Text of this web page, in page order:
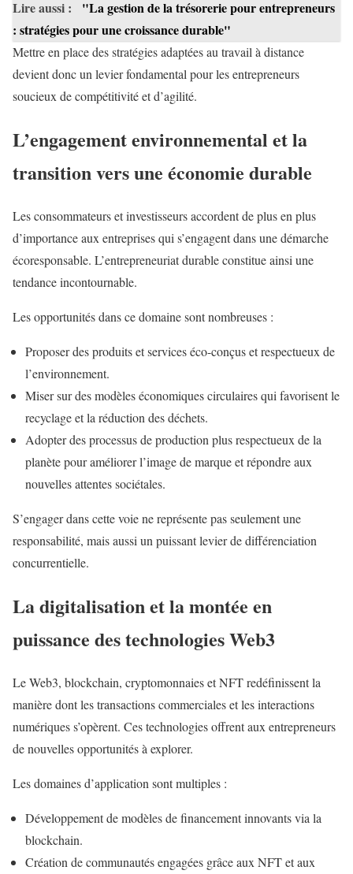
Lire aussi :
"La gestion de la trésorerie pour entrepreneurs
: stratégies pour une croissance durable"
Mettre en place des stratégies adaptées au travail à distance
devient donc un levier fondamental pour les entrepreneurs
soucieux de compétitivité et d’agilité.
L’engagement environnemental et la
transition vers une économie durable
Les consommateurs et investisseurs accordent de plus en plus
d’importance aux entreprises qui s’engagent dans une démarche
écoresponsable. L’entrepreneuriat durable constitue ainsi une
tendance incontournable.
Les opportunités dans ce domaine sont nombreuses :
Proposer des produits et services éco-conçus et respectueux de
l’environnement.
Miser sur des modèles économiques circulaires qui favorisent le
recyclage et la réduction des déchets.
Adopter des processus de production plus respectueux de la
planète pour améliorer l’image de marque et répondre aux
nouvelles attentes sociétales.
S’engager dans cette voie ne représente pas seulement une
responsabilité, mais aussi un puissant levier de différenciation
concurrentielle.
La digitalisation et la montée en
puissance des technologies Web3
Le Web3, blockchain, cryptomonnaies et NFT redéfinissent la
manière dont les transactions commerciales et les interactions
numériques s’opèrent. Ces technologies offrent aux entrepreneurs
de nouvelles opportunités à explorer.
Les domaines d’application sont multiples :
Développement de modèles de financement innovants via la
blockchain.
Création de communautés engagées grâce aux NFT et aux